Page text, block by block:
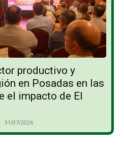
productivo y
en Posadas en las
el impacto de El
- 31/07/2026